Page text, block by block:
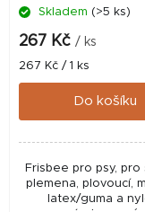
Skladem (>5 ks)
267 Kč / ks
Měrná
cena:
267 Kč / 1 ks
Do košíku
Frisbee pro psy, pro
plemena, plovoucí,
latex/guma a